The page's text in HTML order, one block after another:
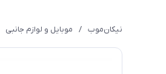
نیکان‌موب / موبایل و لوازم جانبی